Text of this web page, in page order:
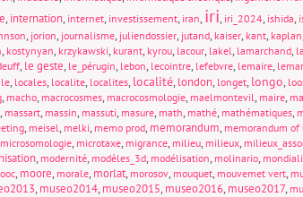
, internation, internet, investissement, iran, iri, iri_2024, ishida,
, jorion, journalisme, juliendossier, jutand, kaiser, kant, kaplan,
, kostynyan, krzykawski, kurant, kyrou, lacour, lakel, lamarchand,
, le geste, le_pérugin, lebon, lecointre, lefebvre, lemaire,
, locales, localite, localites, localité, london, longet, longo,
, macho, macrocosmes, macrocosmologie, maelmontevil, maire,
, massart, massin, massuti, masure, math, mathé, mathématiques,
, meisel, melki, memo prod, memorandum, memorandum
microsomologie, microtaxe, migrance, milieu, milieux,
, modernité, modèles_3d, modélisation, molinario,
, moore, morale, morlat, morosov, mouquet, mouvemet vert,
, museo2014, museo2015, museo2016, museo2017,